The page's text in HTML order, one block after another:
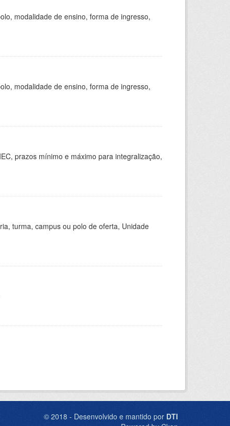
modalidade de ensino, forma de ingresso,
modalidade de ensino, forma de ingresso,
prazos mínimo e máximo para integralização,
turma, campus ou polo de oferta, Unidade
© 2018 - Desenvolvido e mantido por DTI